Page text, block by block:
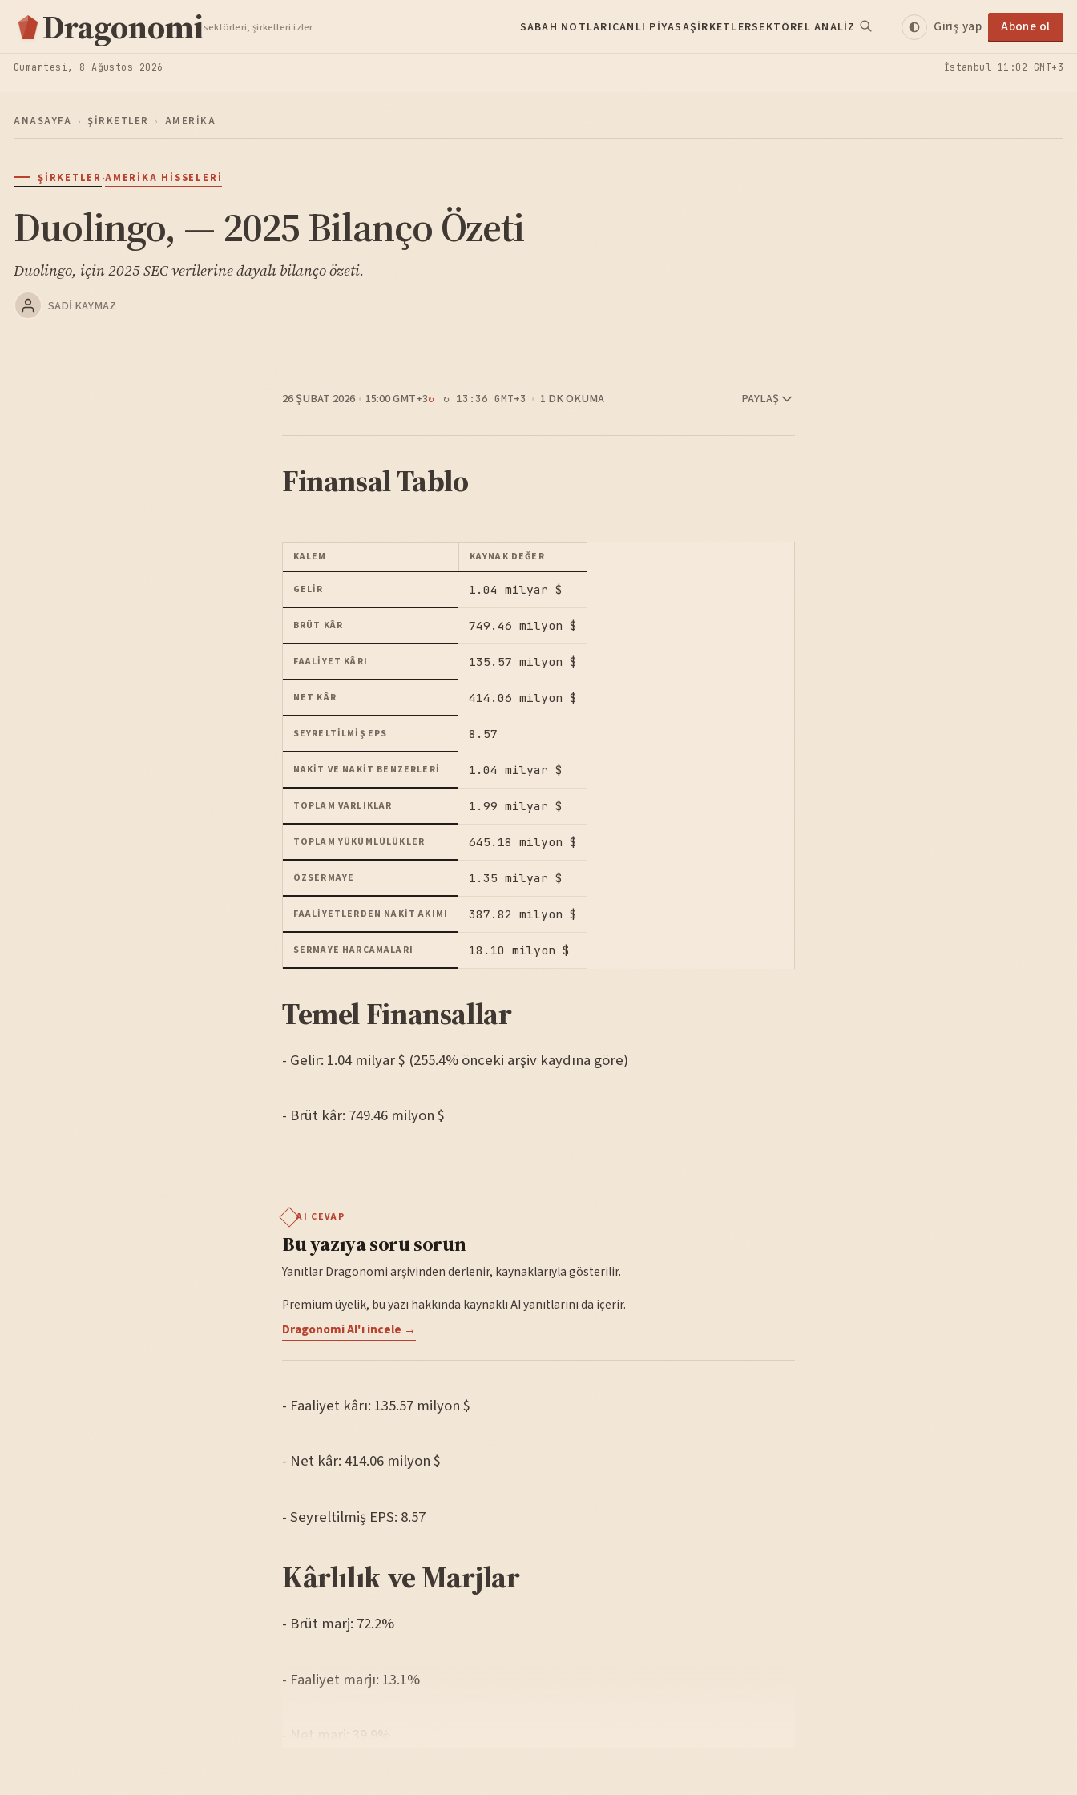
Dragonomisektörleri, şirketleri izler SABAH NOTLARICANLI PIYASAŞIRKETLERSEKTÖREL ANALIZ Giriş yap Abone ol
Cumartesi, 8 Ağustos 2026 İstanbul 11:02 GMT+3
ANASAYFA › ŞIRKETLER › AMERIKA
ŞIRKETLER·AMERIKA HISSELERI
Duolingo, — 2025 Bilanço Özeti
Duolingo, için 2025 SEC verilerine dayalı bilanço özeti.
SADI KAYMAZ
26 ŞUBAT 2026 15:00 GMT+3 ↻ 13:36 GMT+3 1 DK OKUMA PAYLAŞ
Finansal Tablo
KALEM KAYNAK DEĞER
GELIR 1.04 milyar $
BRÜT KÂR 749.46 milyon $
FAALIYET KÂRI 135.57 milyon $
NET KÂR 414.06 milyon $
SEYRELTILMIŞ EPS 8.57
NAKIT VE NAKIT BENZERLERI 1.04 milyar $
TOPLAM VARLIKLAR 1.99 milyar $
TOPLAM YÜKÜMLÜLÜKLER 645.18 milyon $
ÖZSERMAYE 1.35 milyar $
FAALIYETLERDEN NAKIT AKIMI 387.82 milyon $
SERMAYE HARCAMALARI 18.10 milyon $
Temel Finansallar
- Gelir: 1.04 milyar $ (255.4% önceki arşiv kaydına göre)
- Brüt kâr: 749.46 milyon $
AI CEVAP
Bu yazıya soru sorun
Yanıtlar Dragonomi arşivinden derlenir, kaynaklarıyla gösterilir.
Premium üyelik, bu yazı hakkında kaynaklı AI yanıtlarını da içerir.
Dragonomi AI'ı incele →
- Faaliyet kârı: 135.57 milyon $
- Net kâr: 414.06 milyon $
- Seyreltilmiş EPS: 8.57
Kârlılık ve Marjlar
- Brüt marj: 72.2%
- Faaliyet marjı: 13.1%
- Net marj: 39.9%